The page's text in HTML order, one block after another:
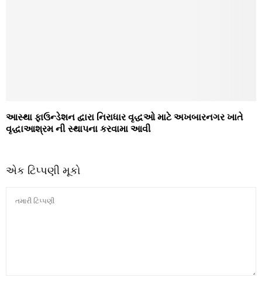
આસ્થા ફાઉન્ડેશન દ્વારા નિરાધાર વૃદ્ધઓ માટે અખબારનગર ખાતે
વૃદ્ધાઆશ્રમ ની સ્થાપના કરવામા આવી
એક ટિપ્પણી મૂકો